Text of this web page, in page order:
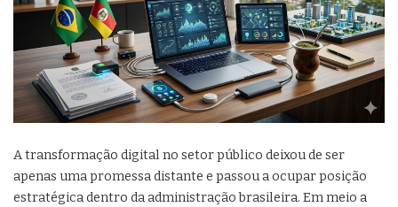
A transformação digital no setor público deixou de ser
apenas uma promessa distante e passou a ocupar posição
estratégica dentro da administração brasileira. Em meio a